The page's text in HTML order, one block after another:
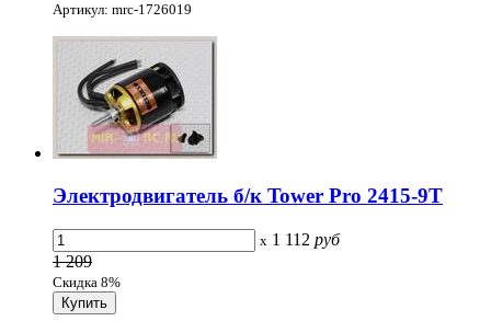
Артикул: mrc-1726019
Электродвигатель б/к Tower Pro 2415-9T
x 1 112 руб
1 209
Скидка 8%